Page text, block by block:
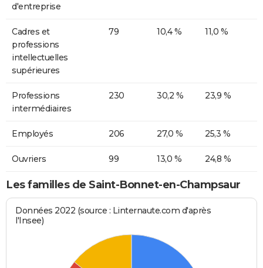
d'entreprise
Cadres et
professions
intellectuelles
supérieures
79 10,4 % 11,0 %
Professions
intermédiaires
230 30,2 % 23,9 %
Employés 206 27,0 % 25,3 %
Ouvriers 99 13,0 % 24,8 %
Les familles de Saint-Bonnet-en-Champsaur
Données 2022 (source : Linternaute.com d'après
l'Insee)